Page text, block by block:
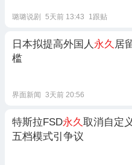
璐璐说剧 5天前 13:43 1跟贴
日本拟提高外国人 永久 居
槛
界面新闻 3天前 20:56
特斯拉FSD永久取消自定
五档模式引争议